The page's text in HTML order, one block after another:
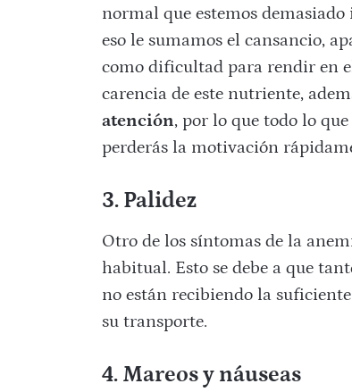
normal que estemos
eso le sumamos el cansancio,
como dificultad para rendir en
carencia de este nutriente,
atención, por lo que todo lo
perderás la motivación
3. Palidez
Otro de los síntomas de la
habitual. Esto se debe a que
no están recibiendo la
su transporte.
4. Mareos y náuseas